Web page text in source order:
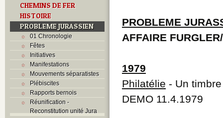
CHEMINS DE FER
HISTOIRE
PROBLEME JURASSIEN
01 Chronologie
Fêtes
Initiatives
Manifestations
Mouvements séparatistes
Plébiscites
Rapports bernois
Réunification -
Reconstitution unité Jura
PROBLEME
AFFAIRE
1979
Philatélie - Un
DEMO 11.4.1979